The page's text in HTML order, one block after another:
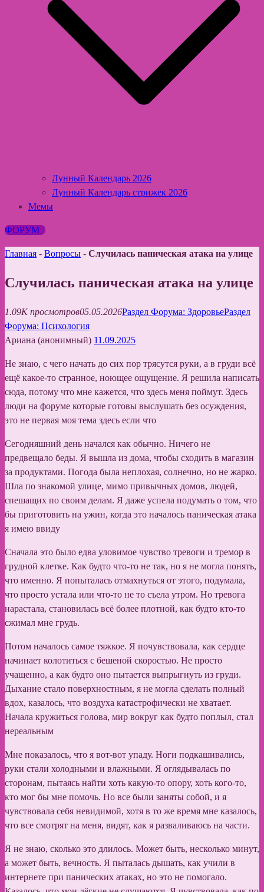
Лунный Календарь 2026
Лунный Календарь стрижек 2026
Мемы
ФОРУМ
Главная - Вопросы - Случилась паническая атака на улице
Случилась паническая атака на улице
1.09K просмотров05.05.2026Раздел Форума: ЗдоровьеРаздел
Форума: Психология
Ариана (анонимный) 11.09.2025
Не знаю, с чего начать до сих пор трясутся руки, а в груди всё
ещё какое-то странное, ноющее ощущение. Я решила написать
сюда, потому что мне кажется, что здесь меня поймут. Здесь
люди на форуме которые готовы выслушать без осуждения,
это не первая моя тема здесь если что
Сегодняшний день начался как обычно. Ничего не
предвещало беды. Я вышла из дома, чтобы сходить в магазин
за продуктами. Погода была неплохая, солнечно, но не жарко.
Шла по знакомой улице, мимо привычных домов, людей,
спешащих по своим делам. Я даже успела подумать о том, что
бы приготовить на ужин, когда это началось паническая атака
я имею ввиду
Сначала это было едва уловимое чувство тревоги и тремор в
грудной клетке. Как будто что-то не так, но я не могла понять,
что именно. Я попыталась отмахнуться от этого, подумала,
что просто устала или что-то не то съела утром. Но тревога
нарастала, становилась всё более плотной, как будто кто-то
сжимал мне грудь.
Потом началось самое тяжкое. Я почувствовала, как сердце
начинает колотиться с бешеной скоростью. Не просто
учащенно, а как будто оно пытается выпрыгнуть из груди.
Дыхание стало поверхностным, я не могла сделать полный
вдох, казалось, что воздуха катастрофически не хватает.
Начала кружиться голова, мир вокруг как будто поплыл, стал
нереальным
Мне показалось, что я вот-вот упаду. Ноги подкашивались,
руки стали холодными и влажными. Я оглядывалась по
сторонам, пытаясь найти хоть какую-то опору, хоть кого-то,
кто мог бы мне помочь. Но все были заняты собой, и я
чувствовала себя невидимой, хотя в то же время мне казалось,
что все смотрят на меня, видят, как я разваливаюсь на части.
Я не знаю, сколько это длилось. Может быть, несколько минут,
а может быть, вечность. Я пыталась дышать, как учили в
интернете при панических атаках, но это не помогало.